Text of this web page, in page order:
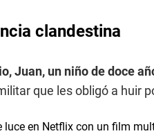
clandestina
Juan, un niño de doce
que les obligó a huir